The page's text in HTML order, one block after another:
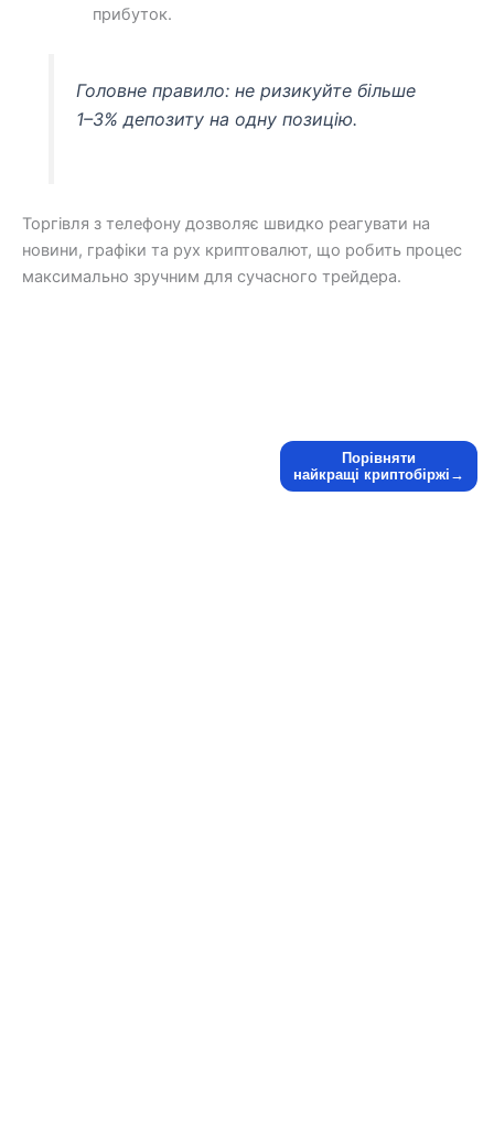
прибуток.
Головне правило: не ризикуйте більше
1–3% депозиту на одну позицію.
Торгівля з телефону дозволяє швидко реагувати на
новини, графіки та рух криптовалют, що робить процес
максимально зручним для сучасного трейдера.
Порівняти
найкращі криптобіржі→